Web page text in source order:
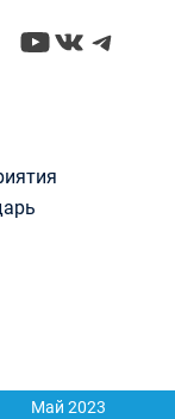
YouTube
Май 2023